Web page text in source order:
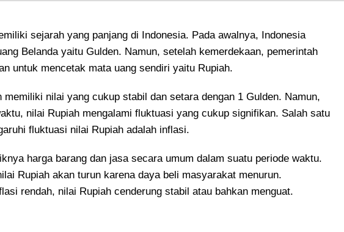
sejarah yang panjang di Indonesia. Pada awalnya, Indonesia
Belanda yaitu Gulden. Namun, setelah kemerdekaan, pemerintah
untuk mencetak mata uang sendiri yaitu Rupiah.
memiliki nilai yang cukup stabil dan setara dengan 1 Gulden. Namun,
nilai Rupiah mengalami fluktuasi yang cukup signifikan. Salah satu
fluktuasi nilai Rupiah adalah inflasi.
harga barang dan jasa secara umum dalam suatu periode waktu.
Rupiah akan turun karena daya beli masyarakat menurun.
rendah, nilai Rupiah cenderung stabil atau bahkan menguat.